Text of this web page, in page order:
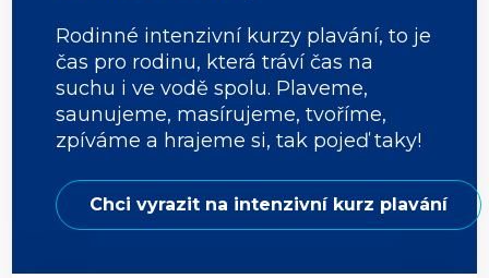
Rodinné intenzivní kurzy plavání, to je
čas pro rodinu, která tráví čas na
suchu i ve vodě spolu. Plaveme,
saunujeme, masírujeme, tvoříme,
zpíváme a hrajeme si, tak pojeď taky!
Chci vyrazit na intenzivní kurz plavání